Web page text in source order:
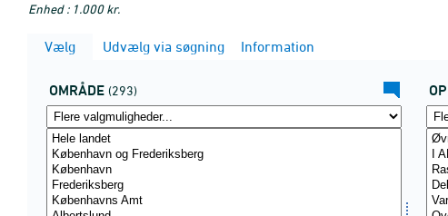
Enhed : 1.000 kr.
Vælg Udvælg via søgning Information
OMRÅDE (293)